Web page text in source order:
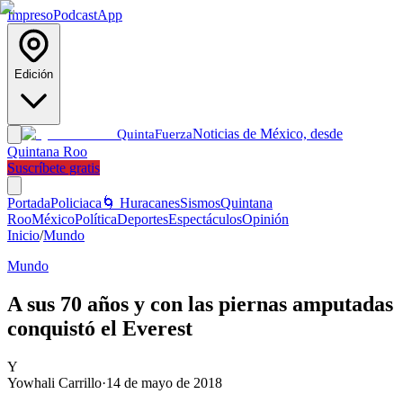
ImpresoPodcastApp
Edición
QuintaFuerzaNoticias de México, desde
Quintana Roo
Suscríbete gratis
PortadaPoliciaca 🌀 HuracanesSismosQuintana
RooMéxicoPolíticaDeportesEspectáculosOpinión
Inicio/Mundo
Mundo
A sus 70 años y con las piernas amputadas
conquistó el Everest
Y
Yowhali Carrillo·14 de mayo de 2018